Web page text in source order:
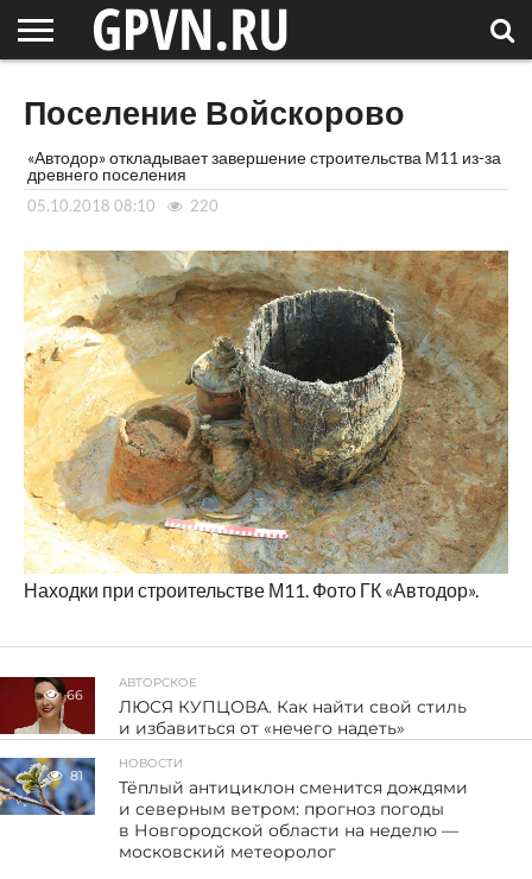
СОСЕДЕЙ
/ МИР
Поселение Войскорово
«Автодор» откладывает завершение строительства М11 из-за
древнего поселения
05.10.2018 08:10 220
Находки при строительстве М11. Фото ГК «Автодор».
66
АВТОРСКОЕ
ЛЮСЯ КУПЦОВА. Как найти свой стиль
и избавиться от «нечего надеть»
81
НОВОСТИ
Тёплый антициклон сменится дождями
и северным ветром: прогноз погоды
в Новгородской области на неделю —
московский метеоролог